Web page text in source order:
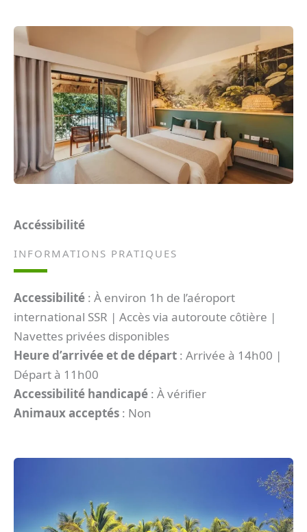
Accéssibilité
INFORMATIONS PRATIQUES
Accessibilité : À environ 1h de l’aéroport
international SSR | Accès via autoroute côtière |
Navettes privées disponibles
Heure d’arrivée et de départ : Arrivée à 14h00 |
Départ à 11h00
Accessibilité handicapé : À vérifier
Animaux acceptés : Non